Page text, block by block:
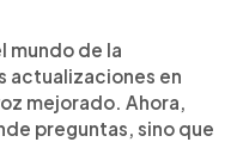
mundo de la
actualizaciones en
mejorado. Ahora,
preguntas, sino que